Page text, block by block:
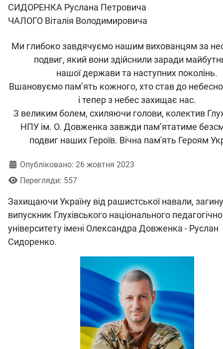
СИДОРЕНКА Руслана Петровича
ЧАЛОГО Віталія Володимировича
Ми глибоко завдячуємо нашим вихованцям за
подвиг, який вони здійснили заради
нашої держави та наступних поколінь.
Вшановуємо памʼять кожного, хто став до
і тепер з небес захищає нас.
З великим болем, схиляючи голови, колектив
НПУ ім. О. Довженка завжди пам’ятатиме
подвиг наших Героїв. Вічна пам'ять Героям
ДеталіОпубліковано: 26 жовтня 2023
Перегляди: 557
Захищаючи Україну від рашистської навали,
випускник Глухівського національного
університету імені Олександра Довженка - Руслан
Сидоренко.